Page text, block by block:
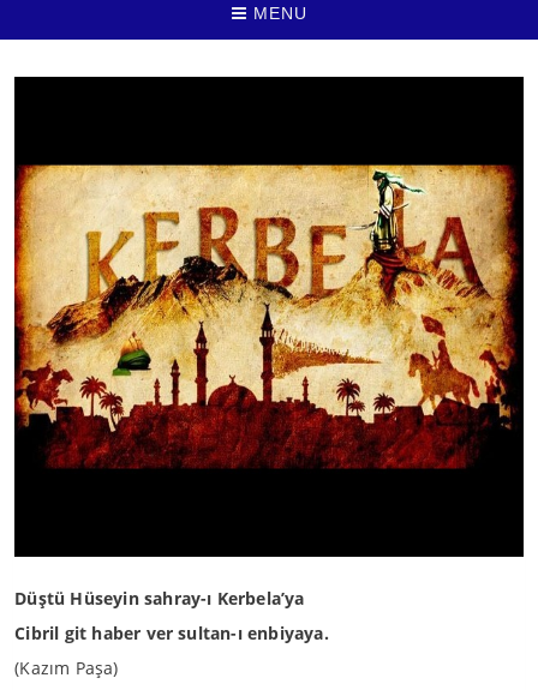
MENU
Düştü Hüseyin sahray-ı Kerbela’ya
Cibril git haber ver sultan-ı enbiyaya.
(Kazım Paşa)